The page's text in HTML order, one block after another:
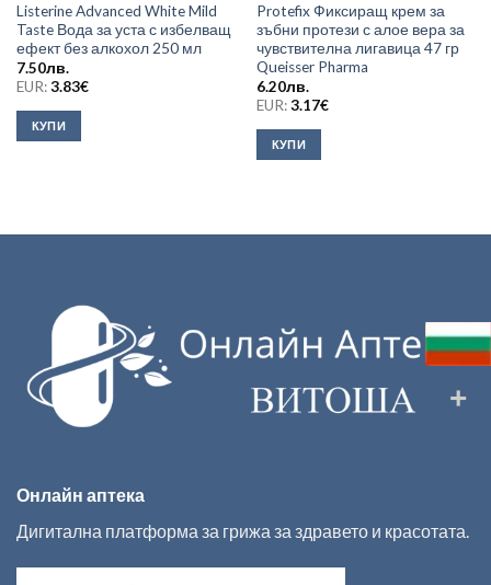
Listerine Advanced White Mild
Taste Вода за уста с избелващ
ефект без алкохол 250 мл
7.50лв.
EUR:3.83€
КУПИ
Protefix Фиксиращ крем за
зъбни протези с алое вера за
чувствителна лигавица 47 гр
Queisser Pharma
6.20лв.
EUR:3.17€
КУПИ
Онлайн аптека
Дигитална платформа за грижа за здравето и красотата.